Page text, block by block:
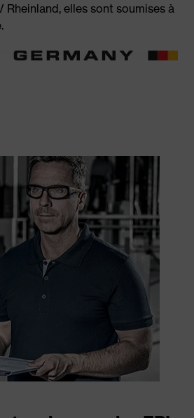
Rheinland, elles sont soumises à